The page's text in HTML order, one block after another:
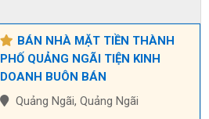
BÁN NHÀ MẶT TIỀN THÀNH
PHỐ QUẢNG NGÃI TIỆN KINH
DOANH BUÔN BÁN
Quảng Ngãi, Quảng Ngãi